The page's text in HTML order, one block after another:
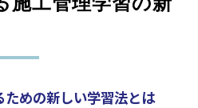
めの新しい学習法とは